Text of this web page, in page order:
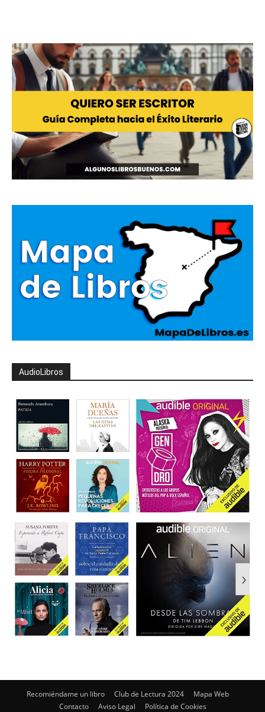
AudioLibros
Recomiéndame un libro Club de Lectura 2024
Mapa Web
Contacto
Aviso Legal Política de Cookies